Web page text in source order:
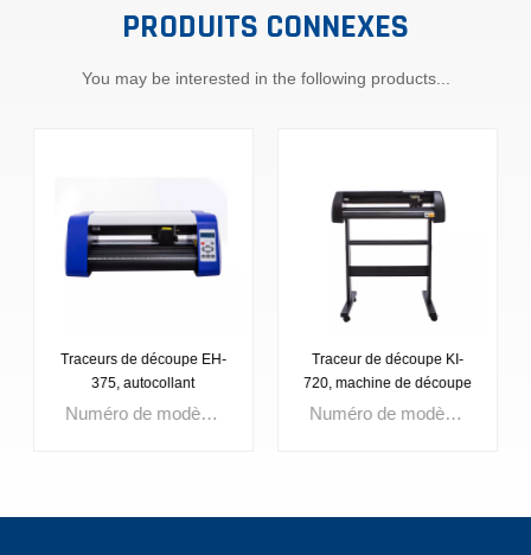
PRODUITS CONNEXES
You may be interested in the following products...
Traceurs de découpe EH-
375, autocollant
autocollant, traceur deNuméro de modèle:EH-375tension:AC90-264vLargeur d'alimentation papier :375mmCouperPression ter:20-500GLargeur de coupe:285mmVitesse de coupe :20-800 mm/sConducteur:Moteur pas à pasLogiciels :ARTCUT, Signcut, Signmaster, Flexi, Graph-cut1 année de garantiePresse à couteaux :20-500g
Traceur de découpe KI-
720, machine de découpe
de vinyle
Numéro de modèle:KI-720tension:AC90-264vLargeur d'alimentation papier :720mmCouperPression ter:20-500GLargeur de coupe:630mmVitesse de coupe :20-800 mm/sConducteur:Moteur pas à pasLogiciels :ARTCUT, Signcut, Signmaster, Flexi, Graph-cut1 année de garantiePresse à couteaux :20-500g